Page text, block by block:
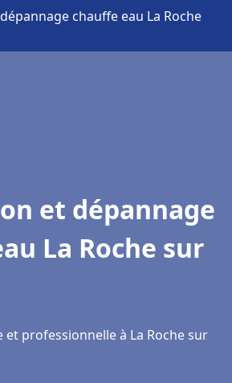
chauffe eau La Roche
et dépannage
La Roche sur
professionnelle à La Roche sur